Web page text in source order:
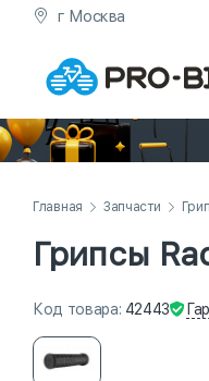
г Москва
Главная Запчасти
Грипсы
Код товара: 42443